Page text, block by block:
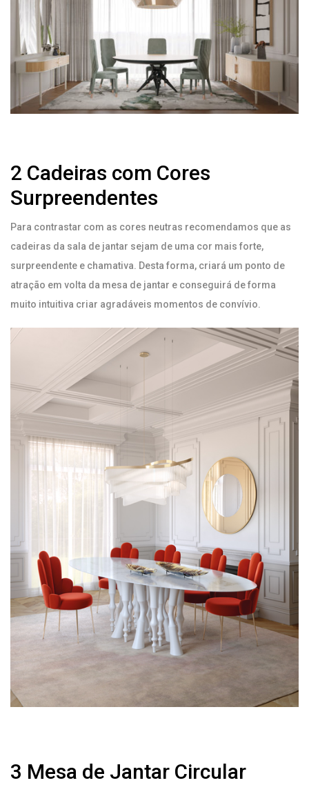
2 Cadeiras com Cores
Surpreendentes
Para contrastar com as cores neutras recomendamos que as
cadeiras da sala de jantar sejam de uma cor mais forte,
surpreendente e chamativa. Desta forma, criará um ponto de
atração em volta da mesa de jantar e conseguirá de forma
muito intuitiva criar agradáveis momentos de convívio.
3 Mesa de Jantar Circular